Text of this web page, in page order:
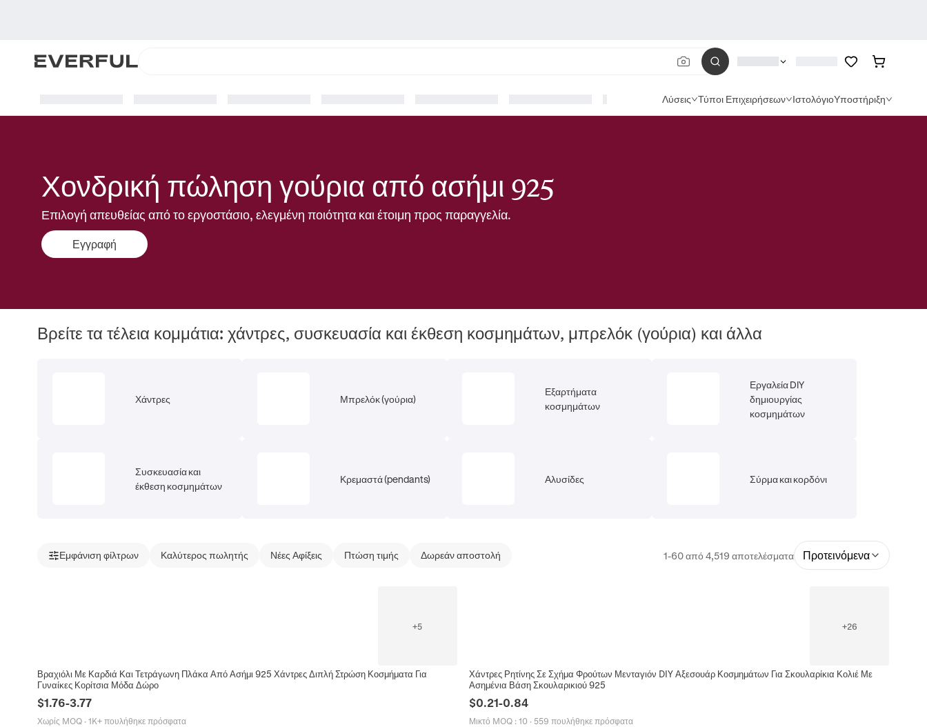
Λύσεις Τύποι Επιχειρήσεων ΙστολόγιοΥποστήριξη
Χονδρική πώληση γούρια από ασήμι 925
Επιλογή απευθείας από το εργοστάσιο, ελεγμένη ποιότητα και έτοιμη προς παραγγελία.
Εγγραφή
Βρείτε τα τέλεια κομμάτια: χάντρες, συσκευασία και έκθεση κοσμημάτων, μπρελόκ (γούρια) και άλλα
Χάντρες
Συσκευασία και
έκθεση κοσμημάτων
Μπρελόκ (γούρια)
Κρεμαστά (pendants)
Εξαρτήματα
κοσμημάτων
Αλυσίδες
Εργαλεία DIY
δημιουργίας
κοσμημάτων
Σύρμα και κορδόνι
Εμφάνιση φίλτρων Καλύτερος πωλητής Νέες Αφίξεις Πτώση τιμής Δωρεάν αποστολή 1-60 από 4,519 αποτελέσματα Προτεινόμενα
+5
Βραχιόλι Με Καρδιά Και Τετράγωνη Πλάκα Από Ασήμι 925 Χάντρες Διπλή Στρώση Κοσμήματα Για
Γυναίκες Κορίτσια Μόδα Δώρο
$1.76-3.77
Χωρίς MOQ· 1K+ πουλήθηκε πρόσφατα
+26
Χάντρες Ρητίνης Σε Σχήμα Φρούτων Μενταγιόν DIY Αξεσουάρ Κοσμημάτων Για Σκουλαρίκια Κολιέ Με
Ασημένια Βάση Σκουλαρικιού 925
$0.21-0.84
Μικτό MOQ : 10 · 559 πουλήθηκε πρόσφατα